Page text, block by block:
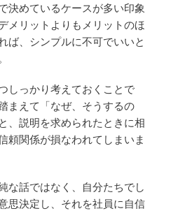
決めているケースが多い印象
メリットよりもメリットのほ
ば、シンプルに不可でいいと
しっかり考えておくことで
まえて「なぜ、そうするの
、説明を求められたときに相
頼関係が損なわれてしまいま
な話ではなく、自分たちでし
思決定し、それを社員に自信